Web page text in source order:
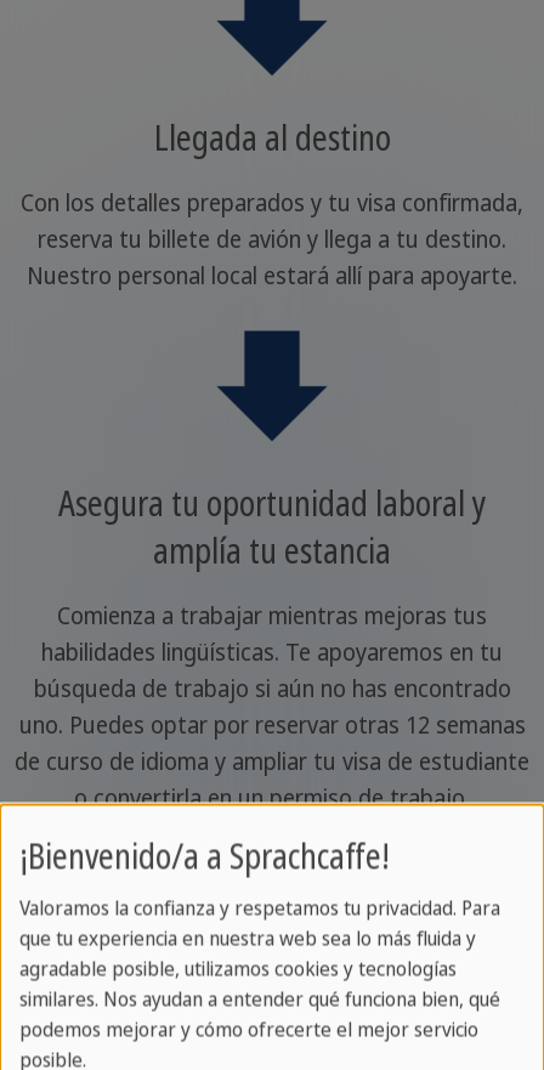
Llegada al destino
Con los detalles preparados y tu visa confirmada,
reserva tu billete de avión y llega a tu destino.
Nuestro personal local estará allí para apoyarte.
Asegura tu oportunidad laboral y
amplía tu estancia
Comienza a trabajar mientras mejoras tus
habilidades lingüísticas. Te apoyaremos en tu
búsqueda de trabajo si aún no has encontrado
uno. Puedes optar por reservar otras 12 semanas
de curso de idioma y ampliar tu visa de estudiante
o convertirla en un permiso de trabajo.
Requisitos para solicitar un visado en un
vistazo
¡Bienvenido/a a Sprachcaffe!
Valoramos la confianza y respetamos tu privacidad. Para
que tu experiencia en nuestra web sea lo más fluida y
agradable posible, utilizamos cookies y tecnologías
similares. Nos ayudan a entender qué funciona bien, qué
podemos mejorar y cómo ofrecerte el mejor servicio
posible.